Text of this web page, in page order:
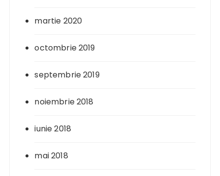
martie 2020
octombrie 2019
septembrie 2019
noiembrie 2018
iunie 2018
mai 2018